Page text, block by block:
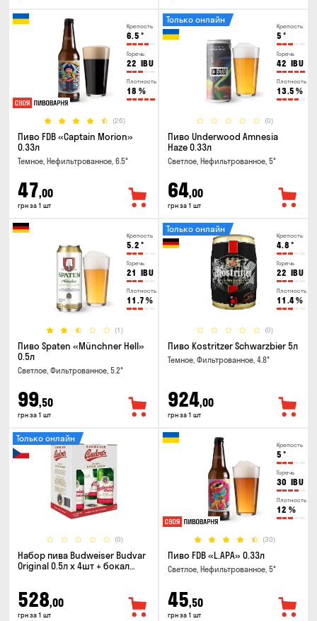
Крепость
6.5 °
Горечь
22 IBU
Плотность
18 %
(26)
Пиво FDB «Captain Morion»
0.33л
Темное, Нефильтрованное, 6.5°
47,00
грн за 1 шт
Крепость
5 °
Горечь
42 IBU
Плотность
13.5 %
(0)
Только онлайн
Пиво Underwood Amnesia
Haze 0.33л
Светлое, Нефильтрованное, 5°
64,00
грн за 1 шт
Крепость
5.2 °
Горечь
21 IBU
Плотность
11.7 %
(1)
Пиво Spaten «Münchner Hell»
0.5л
Светлое, Фильтрованное, 5.2°
99,50
грн за 1 шт
Крепость
4.8 °
Горечь
22 IBU
Плотность
11.4%
(0)
Только онлайн
Пиво Kostritzer Schwarzbier 5л
Темное, Фильтрованное, 4.8°
924,00
грн за 1 шт
(0)
Только онлайн
Набор пива Budweiser Budvar
Original 0.5л х 4шт + бокал
528,00
грн за 1 шт
Крепость
5 °
Горечь
30 IBU
Плотность
12 %
(30)
Пиво FDB «L.APA» 0.33л
Светлое, Нефильтрованное, 5°
45,50
грн за 1 шт